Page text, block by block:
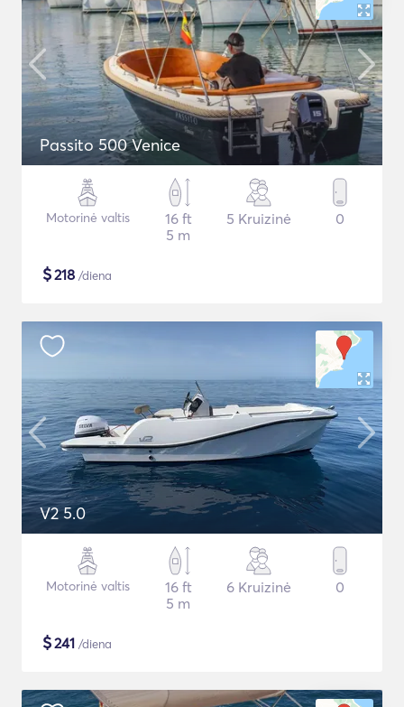
Passito 500 Venice
Motorinė valtis
16 ft
5 m
5 Kruizinė 0
$218 /diena
V2 5.0
Motorinė valtis
16 ft
5 m
6 Kruizinė 0
$241 /diena